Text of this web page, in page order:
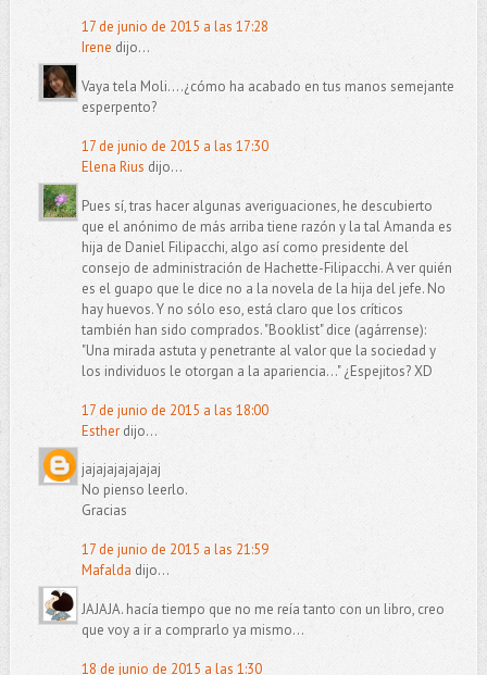
17 de junio de 2015 a las 17:28
Irene dijo...
Vaya tela Moli....¿cómo ha acabado en tus manos semejante
esperpento?
17 de junio de 2015 a las 17:30
Elena Rius dijo...
Pues sí, tras hacer algunas averiguaciones, he descubierto
que el anónimo de más arriba tiene razón y la tal Amanda es
hija de Daniel Filipacchi, algo así como presidente del
consejo de administración de Hachette-Filipacchi. A ver quién
es el guapo que le dice no a la novela de la hija del jefe. No
hay huevos. Y no sólo eso, está claro que los críticos
también han sido comprados. "Booklist" dice (agárrense):
"Una mirada astuta y penetrante al valor que la sociedad y
los individuos le otorgan a la apariencia..." ¿Espejitos? XD
17 de junio de 2015 a las 18:00
Estherdijo...
jajajajajajajaj
No pienso leerlo.
Gracias
17 de junio de 2015 a las 21:59
Mafalda dijo...
JAJAJA. hacía tiempo que no me reía tanto con un libro, creo
que voy a ir a comprarlo ya mismo...
18 de junio de 2015 a las 1:30